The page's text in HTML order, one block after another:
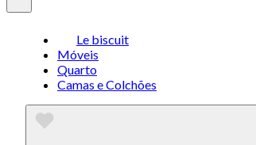
Le biscuit
Móveis
Quarto
Camas e Colchões